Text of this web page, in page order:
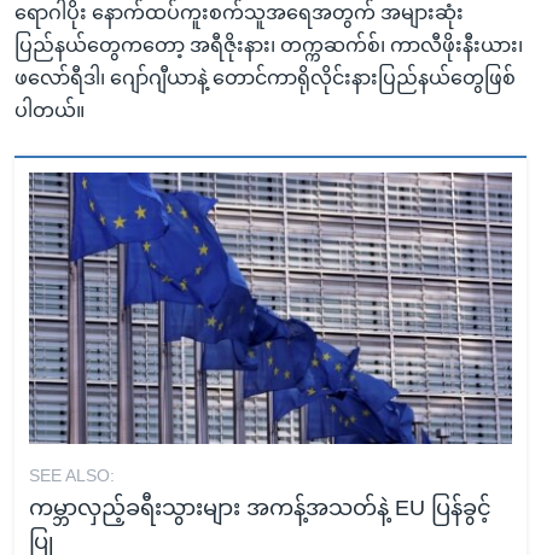
ရောဂါပိုး နောက်ထပ်ကူးစက်သူအရေအတွက် အများဆုံး
ပြည်နယ်တွေကတော့ အရီဇိုးနား၊ တက္ကဆက်စ်၊ ကာလီဖိုးနီးယား၊
ဖလော်ရီဒါ၊ ဂျော်ဂျီယာနဲ့ တောင်ကာရိုလိုင်းနားပြည်နယ်တွေဖြစ်
ပါတယ်။
SEE ALSO:
ကမ္ဘာလှည့်ခရီးသွားများ အကန့်အသတ်နဲ့ EU ပြန်ခွင့်
ပြု